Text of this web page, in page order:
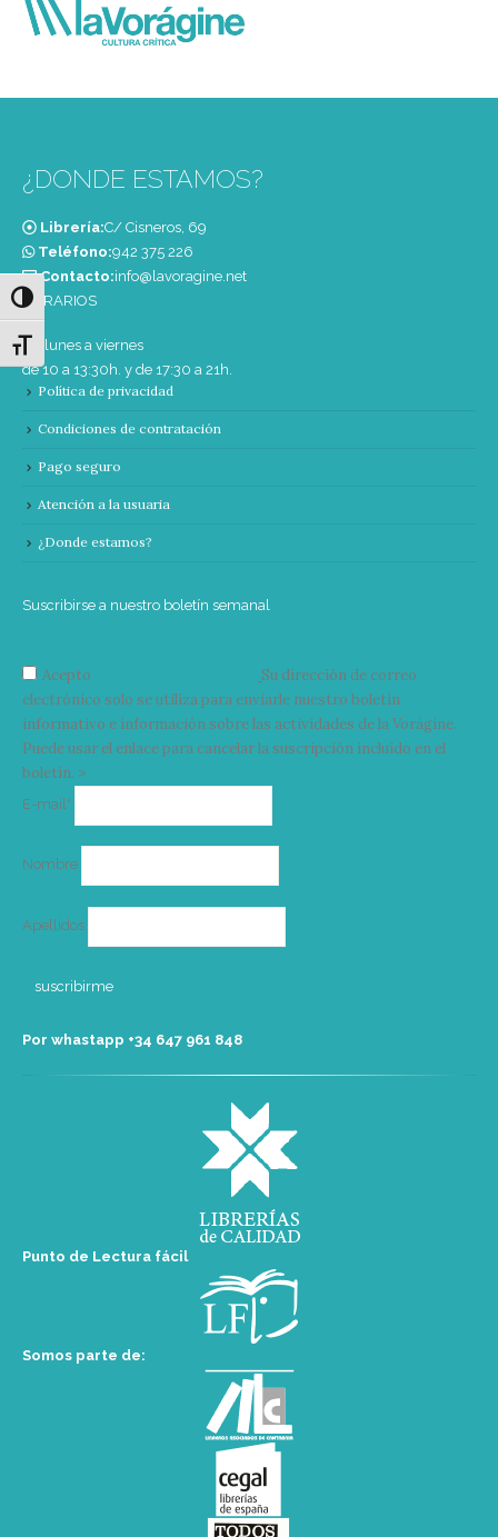
Alternar alto contraste
Alternar tamaño de letra
¿DONDE ESTAMOS?
Librería:C/ Cisneros, 69
Teléfono:‭942 375 226‬
Contacto:info@lavoragine.net
HORARIOS
De lunes a viernes
de 10 a 13:30h. y de 17:30 a 21h.
Política de privacidad
Condiciones de contratación
Pago seguro
Atención a la usuaria
¿Donde estamos?
Suscribirse a nuestro boletín semanal
Acepto
Su dirección de correo
electrónico solo se utiliza para enviarle nuestro boletín
informativo e información sobre las actividades de la Vorágine.
Puede usar el enlace para cancelar la suscripción incluido en el
boletín. >
E-mail*
Nombre
Apellidos
Por whastapp +34 ‭647 961 848‬
Punto de Lectura fácil
Somos parte de: